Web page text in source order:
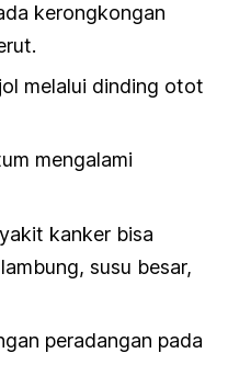
kerongkongan
melalui dinding otot
mengalami
kanker bisa
susu besar,
peradangan pada